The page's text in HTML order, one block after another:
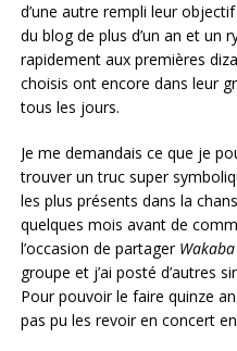
d’une autre rempli leur
du blog de plus d’un an et
rapidement aux premières
choisis ont encore dans leur
tous les jours.
Je me demandais ce que je
trouver un truc super
les plus présents dans la
quelques mois avant de
l’occasion de partager Wakaba
groupe et j’ai posté d’autres
Pour pouvoir le faire quinze
pas pu les revoir en concert